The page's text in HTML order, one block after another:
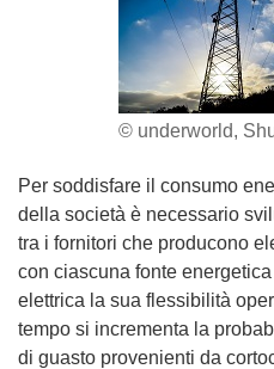
© underworld,
Per soddisfare il consumo
della società è necessario
tra i fornitori che producono
con ciascuna fonte
elettrica la sua flessibilità
tempo si incrementa la
di guasto provenienti da